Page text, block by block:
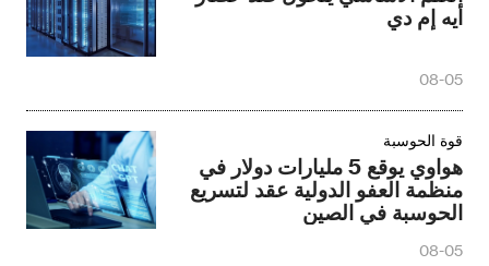
أيه إم دي
08-05
قوة الحوسبة
هواوي يوقع 5 مليارات دولار في
منظمة العفو الدولية عقد لتسريع
الحوسبة في الصين
08-05